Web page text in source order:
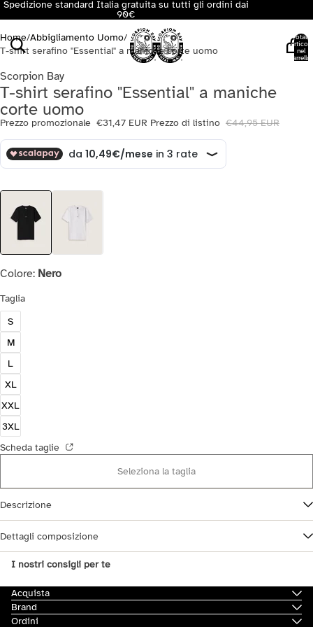
Spedizione standard Italia gratuita su tutti gli ordini dai
90€
Totale
articoli
nel
carrello:
Home/Abbigliamento Uomo/
T-shirt serafino "Essential" a maniche corte uomo
Scorpion Bay
T-shirt serafino "Essential" a maniche
corte uomo
Prezzo promozionale €31,47 EUR Prezzo di listino €44,95 EUR
Colore: Nero
Taglia
S
M
L
XL
XXL
3XL
Scheda taglie
Seleziona la taglia
Descrizione
Dettagli composizione
I nostri consigli per te
Acquista
Brand
Ordini